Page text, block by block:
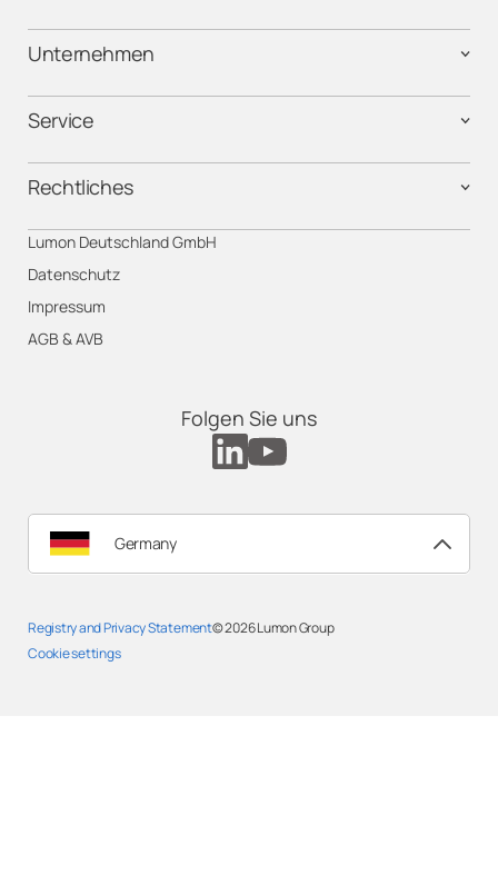
Unternehmen
Service
Rechtliches
Lumon Deutschland GmbH
Datenschutz
Impressum
AGB & AVB
Folgen Sie uns
Germany
Registry and Privacy Statement
Cookie settings
© 2026Lumon Group